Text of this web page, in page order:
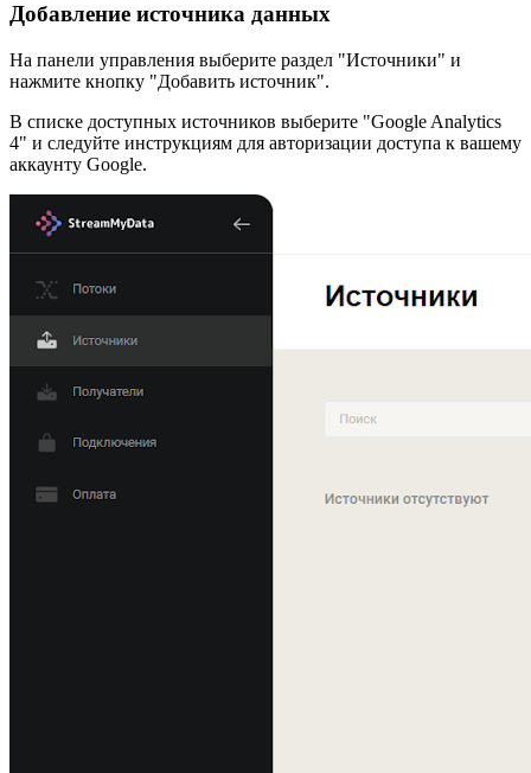
Добавление источника данных
На панели управления выберите раздел "Источники" и
нажмите кнопку "Добавить источник".
В списке доступных источников выберите "Google Analytics
4" и следуйте инструкциям для авторизации доступа к вашему
аккаунту Google.